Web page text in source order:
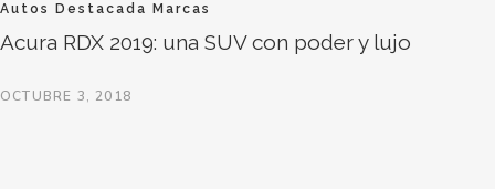
Autos Destacada Marcas
Acura RDX 2019: una SUV con poder y lujo
OCTUBRE 3, 2018